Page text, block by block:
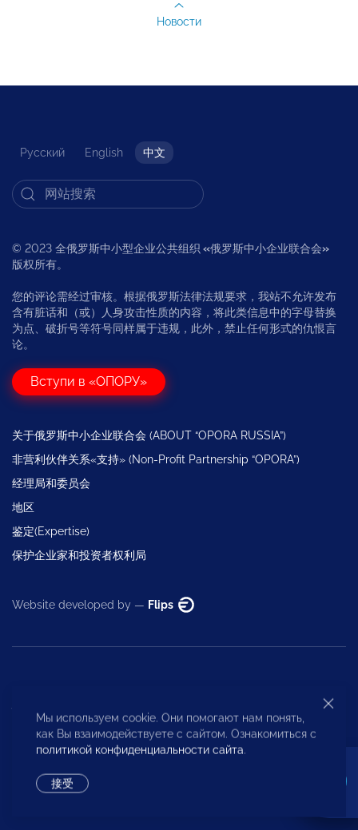
Новости
Русский English 中文
© 2023 全俄罗斯中小型企业公共组织 «俄罗斯中小企业联合会»
版权所有。
您的评论需经过审核。根据俄罗斯法律法规要求，我站不允许发布
含有脏话和（或）人身攻击性质的内容，将此类信息中的字母替换
为点、破折号等符号同样属于违规，此外，禁止任何形式的仇恨言
论。
Вступи в «ОПОРУ»
关于俄罗斯中小企业联合会 (ABOUT “OPORA RUSSIA”)
非营利伙伴关系«支持» (Non-Profit Partnership “OPORA”)
经理局和委员会
地区
鉴定(Expertise)
保护企业家和投资者权利局
Website developed by — Flips
执行管理层
Мы используем cookie. Они помогают нам понять,
как Вы взаимодействуете с сайтом. Ознакомиться с
политикой конфиденциальности сайта.
接受